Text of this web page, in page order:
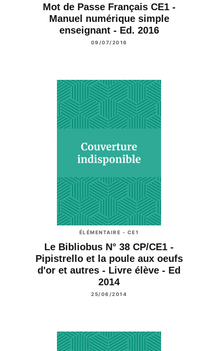
Mot de Passe Français CE1 -
Manuel numérique simple
enseignant - Ed. 2016
09/07/2016
ÉLÉMENTAIRE - CE1
Le Bibliobus N° 38 CP/CE1 -
Pipistrello et la poule aux oeufs
d'or et autres - Livre élève - Ed
2014
25/06/2014